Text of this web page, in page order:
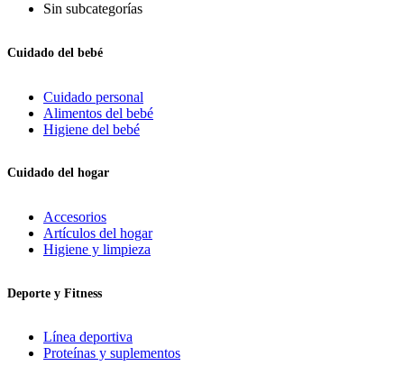
Sin subcategorías
Cuidado del bebé
Cuidado personal
Alimentos del bebé
Higiene del bebé
Cuidado del hogar
Accesorios
Artículos del hogar
Higiene y limpieza
Deporte y Fitness
Línea deportiva
Proteínas y suplementos